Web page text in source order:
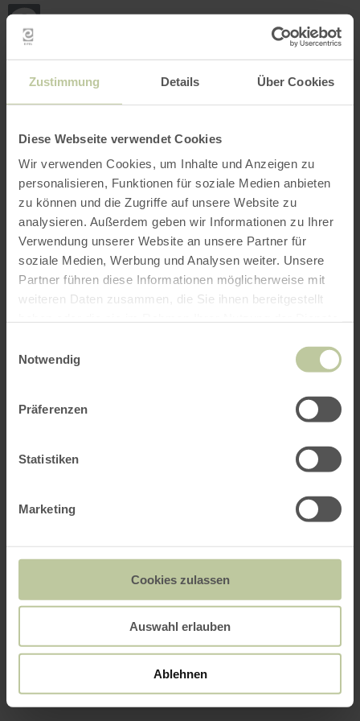
Zustimmung Details Über Cookies
Diese Webseite verwendet Cookies
Wir verwenden Cookies, um Inhalte und Anzeigen zu
personalisieren, Funktionen für soziale Medien anbieten
zu können und die Zugriffe auf unsere Website zu
analysieren. Außerdem geben wir Informationen zu Ihrer
Verwendung unserer Website an unsere Partner für
soziale Medien, Werbung und Analysen weiter. Unsere
Partner führen diese Informationen möglicherweise mit
weiteren Daten zusammen, die Sie ihnen bereitgestellt
Notwendig
Präferenzen
Statistiken
Marketing
Cookies zulassen
Auswahl erlauben
Ablehnen
Ga naar de hoofdinhoud
Ga naar de zoekfunctie
Ga naar de hoofdnavigatie
Ga naar de voettekst
Terug
naar
startpagina
ZOEKEN MENU
Het onderstaande vrijetijdsaanbod is door de
aanbieder eifelnomaden op het
aanbieder eifelnomaden is als enige
verantwoordelijk voor de inhoud.